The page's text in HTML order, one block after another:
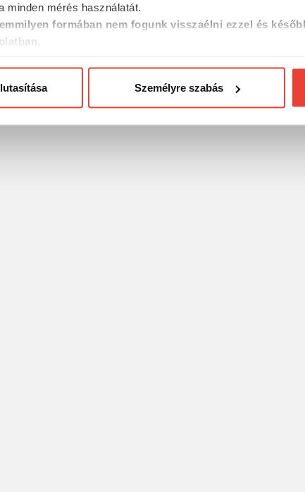
minden mérés használatát.
formában nem fogunk visszaélni ezzel és
Személyre szabás